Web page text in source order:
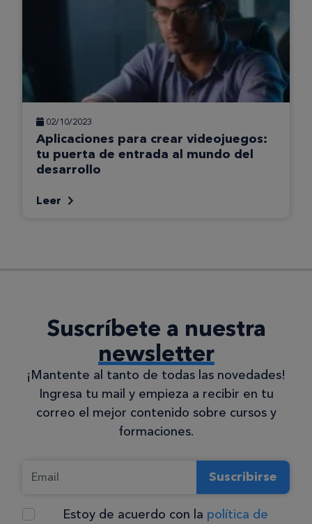
02/10/2023
Aplicaciones para crear videojuegos:
tu puerta de entrada al mundo del
desarrollo
Leer
Suscríbete a nuestra
newsletter
¡Mantente al tanto de todas las novedades!
Ingresa tu mail y empieza a recibir en tu
correo el mejor contenido sobre cursos y
formaciones.
Suscribirse
Estoy de acuerdo con la política de